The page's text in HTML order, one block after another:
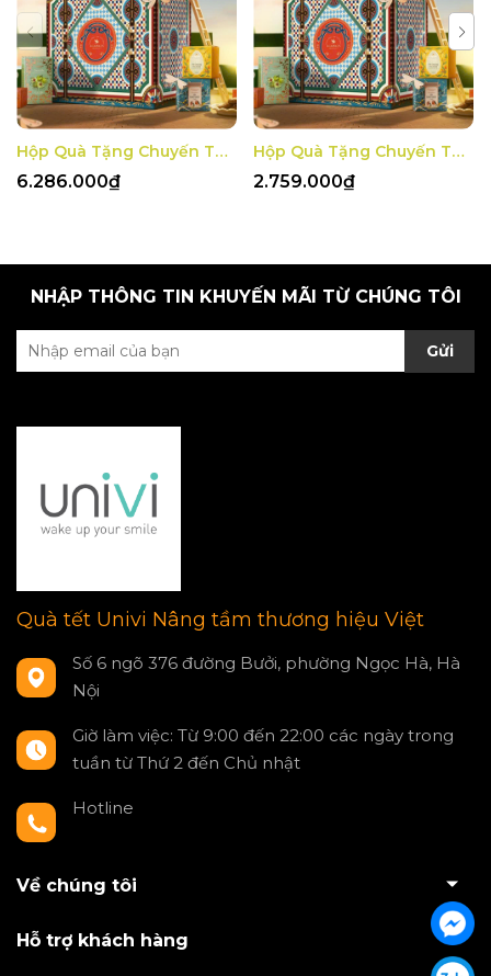
Hộp Quà Tặng Chuyến Tàu Mùa Xuân 3
6.286.000₫
Hộp Quà Tặng Chuyến Tàu Mùa Xuân 2
2.759.000₫
NHẬP THÔNG TIN KHUYẾN MÃI TỪ CHÚNG TÔI
Gửi
Quà tết Univi Nâng tầm thương hiệu Việt
Số 6 ngõ 376 đường Bưởi, phường Ngọc Hà, Hà
Nội
Giờ làm việc: Từ 9:00 đến 22:00 các ngày trong
tuần từ Thứ 2 đến Chủ nhật
Hotline
Về chúng tôi
Hỗ trợ khách hàng